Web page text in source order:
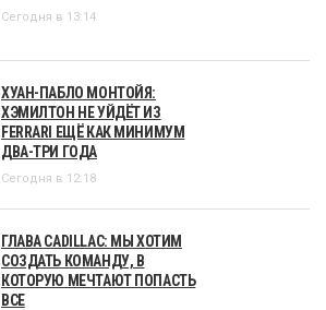
Сегодня в 13:14
ХУАН-ПАБЛО МОНТОЙЯ:
ХЭМИЛТОН НЕ УЙДЁТ ИЗ
FERRARI ЕЩЁ КАК МИНИМУМ
ДВА-ТРИ ГОДА
Сегодня в 12:18
ГЛАВА CADILLAC: МЫ ХОТИМ
СОЗДАТЬ КОМАНДУ, В
КОТОРУЮ МЕЧТАЮТ ПОПАСТЬ
ВСЕ